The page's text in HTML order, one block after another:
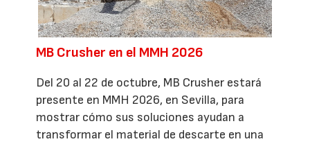
MB Crusher en el MMH 2026
Del 20 al 22 de octubre, MB Crusher estará
presente en MMH 2026, en Sevilla, para
mostrar cómo sus soluciones ayudan a
transformar el material de descarte en una